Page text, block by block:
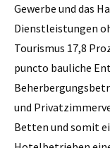
Gewerbe und das
Dienstleistungen
Tourismus 17,8
puncto bauliche
und
Betten und somit